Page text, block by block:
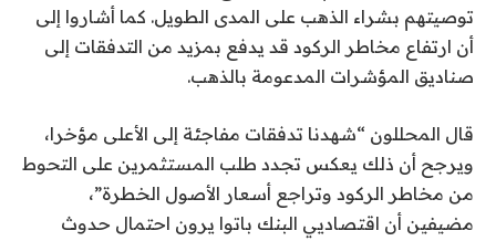
توصيتهم بشراء الذهب على المدى الطويل. كما أشاروا إلى
أن ارتفاع مخاطر الركود قد يدفع بمزيد من التدفقات إلى
صناديق المؤشرات المدعومة بالذهب.
قال المحللون “شهدنا تدفقات مفاجئة إلى الأعلى مؤخرا،
ويرجح أن ذلك يعكس تجدد طلب المستثمرين على التحوط
من مخاطر الركود وتراجع أسعار الأصول الخطرة”،
مضيفين أن اقتصاديي البنك باتوا يرون احتمال حدوث